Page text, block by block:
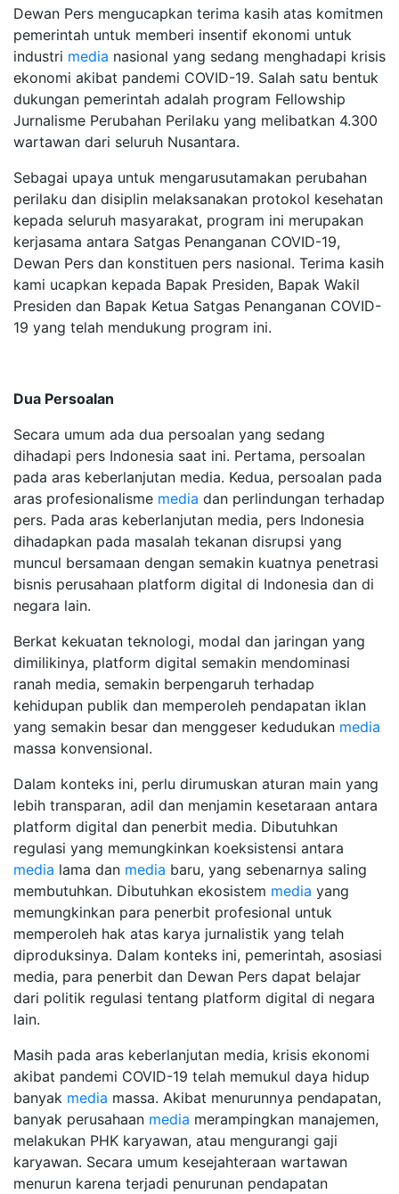
Dewan Pers mengucapkan terima kasih atas komitmen
pemerintah untuk memberi insentif ekonomi untuk
industri media nasional yang sedang menghadapi krisis
ekonomi akibat pandemi COVID-19. Salah satu bentuk
dukungan pemerintah adalah program Fellowship
Jurnalisme Perubahan Perilaku yang melibatkan 4.300
wartawan dari seluruh Nusantara.
Sebagai upaya untuk mengarusutamakan perubahan
perilaku dan disiplin melaksanakan protokol kesehatan
kepada seluruh masyarakat, program ini merupakan
kerjasama antara Satgas Penanganan COVID-19,
Dewan Pers dan konstituen pers nasional. Terima kasih
kami ucapkan kepada Bapak Presiden, Bapak Wakil
Presiden dan Bapak Ketua Satgas Penanganan COVID-
19 yang telah mendukung program ini.
Dua Persoalan
Secara umum ada dua persoalan yang sedang
dihadapi pers Indonesia saat ini. Pertama, persoalan
pada aras keberlanjutan media. Kedua, persoalan pada
aras profesionalisme media dan perlindungan terhadap
pers. Pada aras keberlanjutan media, pers Indonesia
dihadapkan pada masalah tekanan disrupsi yang
muncul bersamaan dengan semakin kuatnya penetrasi
bisnis perusahaan platform digital di Indonesia dan di
negara lain.
Berkat kekuatan teknologi, modal dan jaringan yang
dimilikinya, platform digital semakin mendominasi
ranah media, semakin berpengaruh terhadap
kehidupan publik dan memperoleh pendapatan iklan
yang semakin besar dan menggeser kedudukan media
massa konvensional.
Dalam konteks ini, perlu dirumuskan aturan main yang
lebih transparan, adil dan menjamin kesetaraan antara
platform digital dan penerbit media. Dibutuhkan
regulasi yang memungkinkan koeksistensi antara
media lama dan media baru, yang sebenarnya saling
membutuhkan. Dibutuhkan ekosistem media yang
memungkinkan para penerbit profesional untuk
memperoleh hak atas karya jurnalistik yang telah
diproduksinya. Dalam konteks ini, pemerintah, asosiasi
media, para penerbit dan Dewan Pers dapat belajar
dari politik regulasi tentang platform digital di negara
lain.
Masih pada aras keberlanjutan media, krisis ekonomi
akibat pandemi COVID-19 telah memukul daya hidup
banyak media massa. Akibat menurunnya pendapatan,
banyak perusahaan media merampingkan manajemen,
melakukan PHK karyawan, atau mengurangi gaji
karyawan. Secara umum kesejahteraan wartawan
menurun karena terjadi penurunan pendapatan